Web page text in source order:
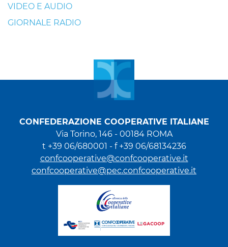
VIDEO E AUDIO
GIORNALE RADIO
CONFEDERAZIONE COOPERATIVE ITALIANE
Via Torino, 146 - 00184 ROMA
t +39 06/680001 - f +39 06/68134236
confcooperative@confcooperative.it
confcooperative@pec.confcooperative.it